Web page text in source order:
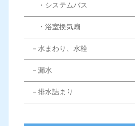
・システムバス
・浴室換気扇
－水まわり、水栓
－漏水
－排水詰まり